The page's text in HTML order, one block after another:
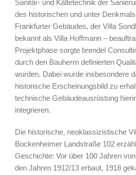
Sanitär- und Kältetechnik der
des historischen und unter
Frankfurter Gebäudes, der Villa
bekannt als Villa Hoffmann –
Projektphase sorgte brendel
durch den Bauherrn definierten
wurden. Dabei wurde insbesondere
historische Erscheinungsbild zu
technische Gebäudeausrüstung
integrieren.
Die historische, neoklassizistische
Bockenheimer Landstraße 102
Geschichte: Vor über 100 Jahren
den Jahren 1912/13 erbaut, 1918